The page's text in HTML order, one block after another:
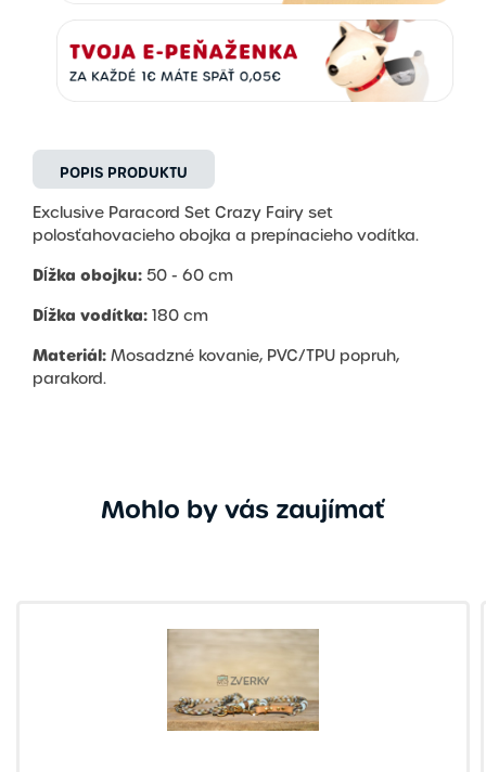
POPIS PRODUKTU
Exclusive Paracord Set Crazy Fairy set
polosťahovacieho obojka a prepínacieho vodítka.
Dĺžka obojku: 50 - 60 cm
Dĺžka vodítka: 180 cm
Materiál: Mosadzné kovanie, PVC/TPU popruh,
parakord.
Mohlo by vás zaujímať